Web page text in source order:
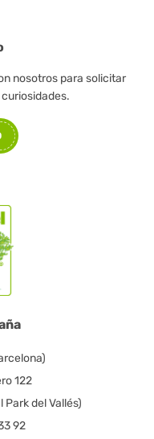
122
del Vallés)
92
nosotros para solicitar